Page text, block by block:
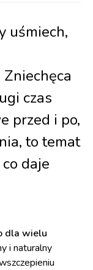
uśmiech,
czas
przed i po,
to temat
daje
dla wielu
i naturalny